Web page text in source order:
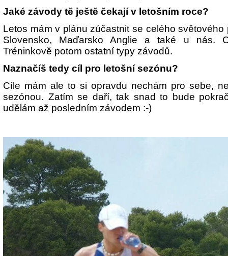
Jaké závody tě ještě čekají v letošním roce?
Letos mám v plánu zúčastnit se celého
Slovensko, Maďarsko Anglie a také u nás.
Tréninkově potom ostatní typy závodů.
Naznačíš tedy cíl pro letošní sezónu?
Cíle mám ale to si opravdu nechám pro sebe,
sezónou. Zatím se daří, tak snad to bude
udělám až posledním závodem :-)